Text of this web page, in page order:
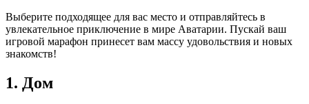
Выберите подходящее для вас место и отправляйтесь в
увлекательное приключение в мире Аватарии. Пускай ваш
игровой марафон принесет вам массу удовольствия и новых
знакомств!
1. Дом